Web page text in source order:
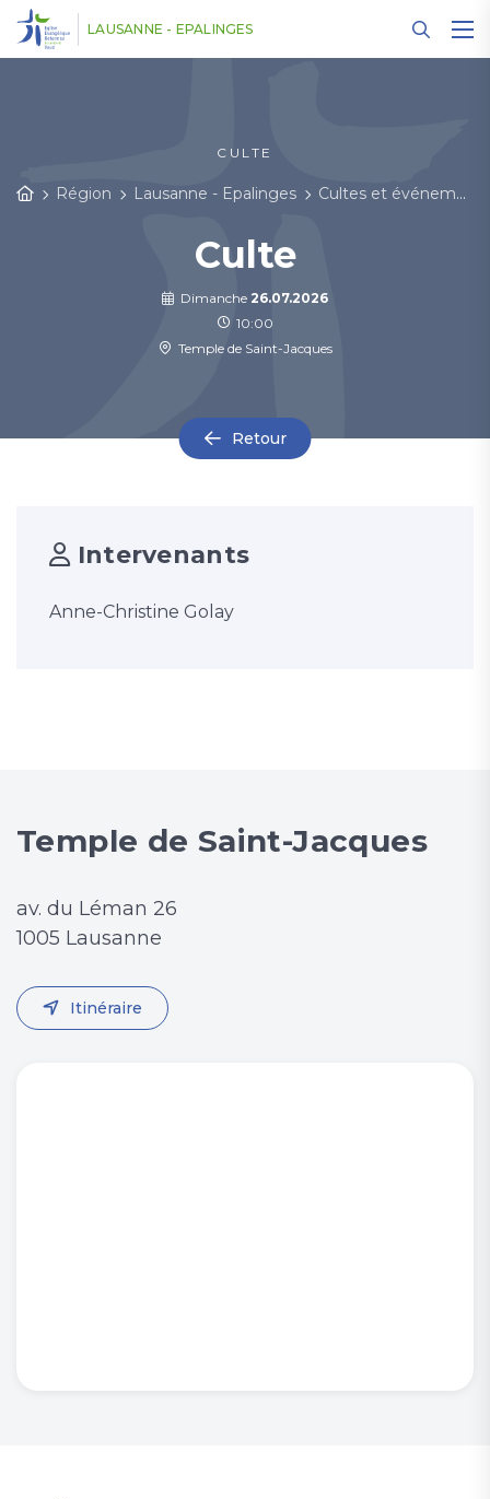
LAUSANNE - EPALINGES
CULTE
Région Lausanne - Epalinges Cultes et événements
Culte
Dimanche 26.07.2026
10:00
Temple de Saint-Jacques
Retour
Intervenants
Anne-Christine Golay
Temple de Saint-Jacques
av. du Léman 26
1005 Lausanne
Itinéraire
Panneau de gestion des cookies